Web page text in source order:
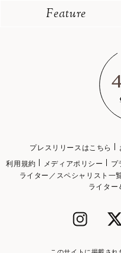
Feature
プレスリリースはこちら
利用規約
メディアポリシー プ
ライター／スペシャリスト一
ライター